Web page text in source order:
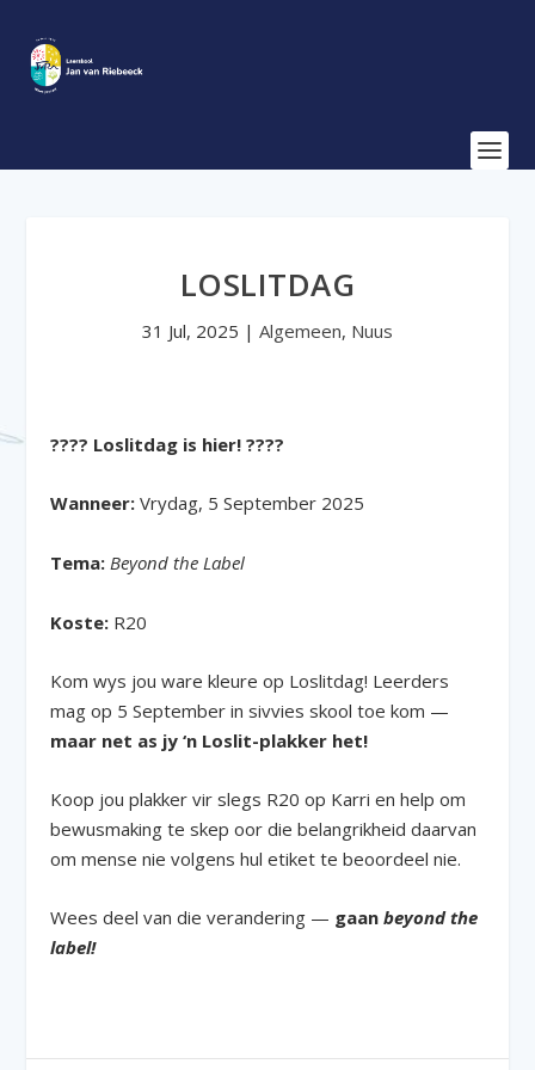
LOSLITDAG
31 Jul, 2025 | Algemeen, Nuus
???? Loslitdag is hier! ????
Wanneer: Vrydag, 5 September 2025
Tema: Beyond the Label
Koste: R20
Kom wys jou ware kleure op Loslitdag! Leerders
mag op 5 September in sivvies skool toe kom —
maar net as jy ‘n Loslit-plakker het!
Koop jou plakker vir slegs R20 op Karri en help om
bewusmaking te skep oor die belangrikheid daarvan
om mense nie volgens hul etiket te beoordeel nie.
Wees deel van die verandering — gaanbeyond the
label!